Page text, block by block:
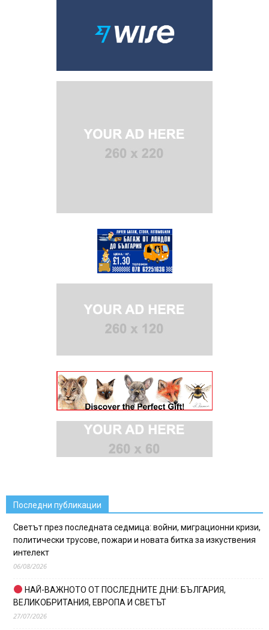
Последни публикации
Светът през последната седмица: войни, миграционни кризи,
политически трусове, пожари и новата битка за изкуствения
интелект
06/08/2026
НАЙ-ВАЖНОТО ОТ ПОСЛЕДНИТЕ ДНИ: БЪЛГАРИЯ,
ВЕЛИКОБРИТАНИЯ, ЕВРОПА И СВЕТЪТ
27/07/2026